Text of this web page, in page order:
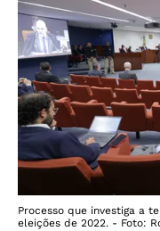
Processo que investiga a
eleições de 2022. - Foto: